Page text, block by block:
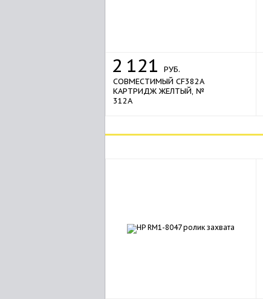
2 121
РУБ.
СОВМЕСТИМЫЙ CF382A
КАРТРИДЖ ЖЕЛТЫЙ, №
312A